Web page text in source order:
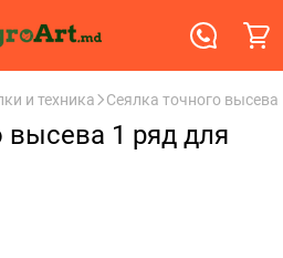
и техника Сеялка точного
высева 1 ряд для